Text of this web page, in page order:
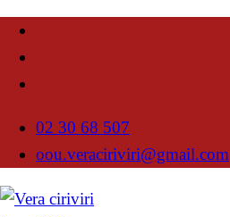
02 30 68 507
oou.veraciriviri@gmail.com